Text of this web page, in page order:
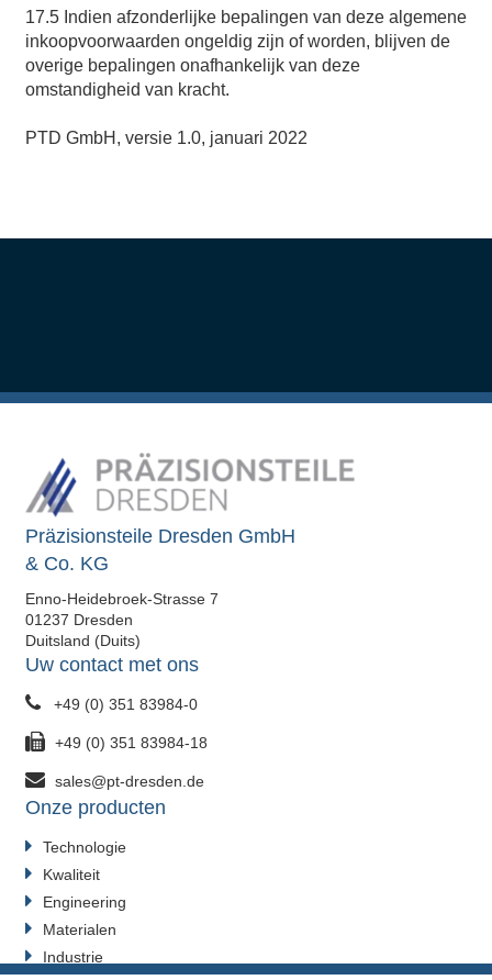
17.5 Indien afzonderlijke bepalingen van deze algemene
inkoopvoorwaarden ongeldig zijn of worden, blijven de
overige bepalingen onafhankelijk van deze
omstandigheid van kracht.
PTD GmbH, versie 1.0, januari 2022
Präzisionsteile Dresden GmbH
& Co. KG
Enno-Heidebroek-Strasse 7
01237 Dresden
Duitsland (Duits)
Uw contact met ons
+49 (0) 351 83984-0
+49 (0) 351 83984-18
sales@pt-dresden.de
Onze producten
Technologie
Kwaliteit
Engineering
Materialen
Industrie